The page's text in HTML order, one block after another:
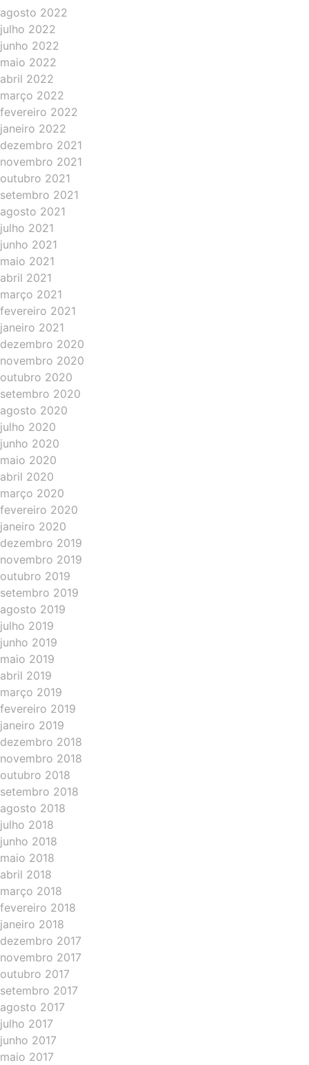
agosto 2022
julho 2022
junho 2022
maio 2022
abril 2022
março 2022
fevereiro 2022
janeiro 2022
dezembro 2021
novembro 2021
outubro 2021
setembro 2021
agosto 2021
julho 2021
junho 2021
maio 2021
abril 2021
março 2021
fevereiro 2021
janeiro 2021
dezembro 2020
novembro 2020
outubro 2020
setembro 2020
agosto 2020
julho 2020
junho 2020
maio 2020
abril 2020
março 2020
fevereiro 2020
janeiro 2020
dezembro 2019
novembro 2019
outubro 2019
setembro 2019
agosto 2019
julho 2019
junho 2019
maio 2019
abril 2019
março 2019
fevereiro 2019
janeiro 2019
dezembro 2018
novembro 2018
outubro 2018
setembro 2018
agosto 2018
julho 2018
junho 2018
maio 2018
abril 2018
março 2018
fevereiro 2018
janeiro 2018
dezembro 2017
novembro 2017
outubro 2017
setembro 2017
agosto 2017
julho 2017
junho 2017
maio 2017